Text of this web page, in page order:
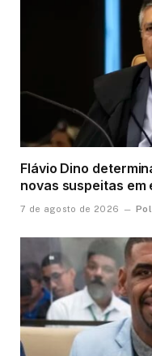
Flávio Dino
novas suspeitas em
7 de agosto de 2026